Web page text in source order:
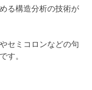
る構造分析の技術が
セミコロンなどの句
す。